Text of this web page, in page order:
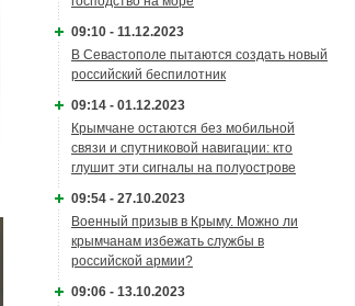
09:10 - 11.12.2023
В Севастополе пытаются создать новый
российский беспилотник
09:14 - 01.12.2023
Крымчане остаются без мобильной
связи и спутниковой навигации: кто
глушит эти сигналы на полуострове
09:54 - 27.10.2023
Военный призыв в Крыму. Можно ли
крымчанам избежать службы в
российской армии?
09:06 - 13.10.2023